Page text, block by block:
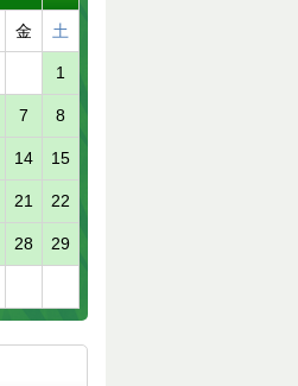
金 土
1
7 8
14 15
21 22
28 29